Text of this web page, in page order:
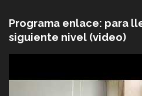
Programa enlace: para
siguiente nivel (video)